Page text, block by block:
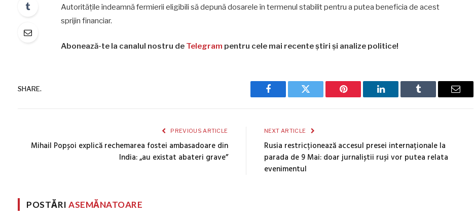
Autoritățile îndeamnă fermierii eligibili să depună dosarele în termenul stabilit pentru a putea beneficia de acest
sprijin financiar.
Abonează-te la canalul nostru de Telegram pentru cele mai recente știri și analize politice!
SHARE.
Facebook Twitter Pinterest LinkedIn Tumblr Email
PREVIOUS ARTICLE
Mihail Popșoi explică rechemarea fostei ambasadoare din
India: „au existat abateri grave”
NEXT ARTICLE
Rusia restricționează accesul presei internaționale la
parada de 9 Mai: doar jurnaliștii ruși vor putea relata
evenimentul
POSTĂRIASEMĂNATOARE